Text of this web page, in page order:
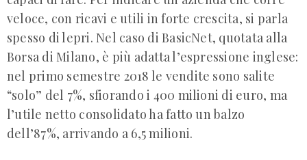
veloce, con ricavi e utili in forte crescita, si parla
spesso di lepri. Nel caso di BasicNet, quotata alla
Borsa di Milano, è più adatta l’espressione inglese:
nel primo semestre 2018 le vendite sono salite
“solo” del 7%, sfiorando i 400 milioni di euro, ma
l’utile netto consolidato ha fatto un balzo
dell’87%, arrivando a 6,5 milioni.